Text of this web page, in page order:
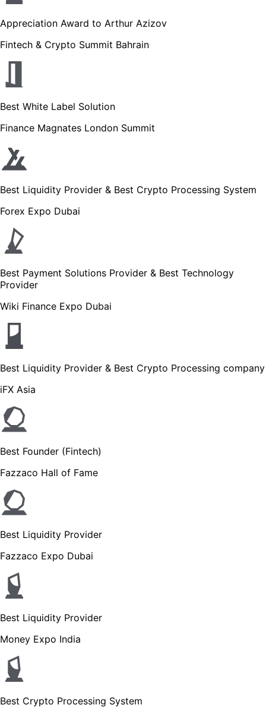
Appreciation Award to Arthur Azizov
Fintech & Crypto Summit Bahrain
Best White Label Solution
Finance Magnates London Summit
Best Liquidity Provider & Best Crypto Processing System
Forex Expo Dubai
Best Payment Solutions Provider & Best Technology
Provider
Wiki Finance Expo Dubai
Best Liquidity Provider & Best Crypto Processing company
iFX Asia
Best Founder (Fintech)
Fazzaco Hall of Fame
Best Liquidity Provider
Fazzaco Expo Dubai
Best Liquidity Provider
Money Expo India
Best Crypto Processing System